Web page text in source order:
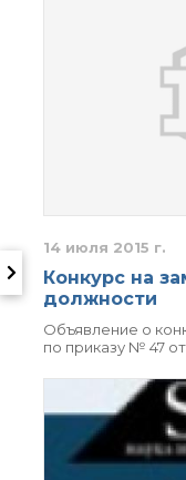
14 июля 2015 г.
Конкурс на
должности
Объявление о
по приказу № 47 от